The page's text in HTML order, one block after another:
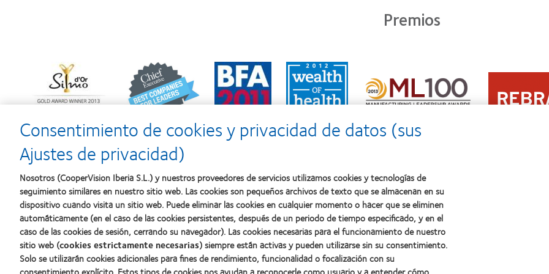
Premios
about
Premio
al
producto
con
MyDay™
Learn
more
about
2012
2010:
Mejor
empresa
para
el
desarrollo
del
liderazgo
Learn
more
about
2011:
la
mejor
Learn
more
about
2011:
a
la
Learn
more
about
Premio
Manufacturing
100)
(2012)
Learn
more
about
2012
Nuestros productos
Encuentre su lente
Sobre nosotros
Carreras
Legal
Consentimiento de cookies y privacidad de datos (sus
Ajustes de privacidad)
Nosotros (CooperVision Iberia S.L.) y nuestros proveedores de servicios utilizamos cookies y tecnologías de
seguimiento similares en nuestro sitio web. Las cookies son pequeños archivos de texto que se almacenan en su
dispositivo cuando visita un sitio web. Puede eliminar las cookies en cualquier momento o hacer que se eliminen
automáticamente (en el caso de las cookies persistentes, después de un periodo de tiempo especificado, y en el
caso de las cookies de sesión, cerrando su navegador). Las cookies necesarias para el funcionamiento de nuestro
sitio web (cookies estrictamente necesarias) siempre están activas y pueden utilizarse sin su consentimiento.
Solo se utilizarán cookies adicionales para fines de rendimiento, funcionalidad o focalización con su